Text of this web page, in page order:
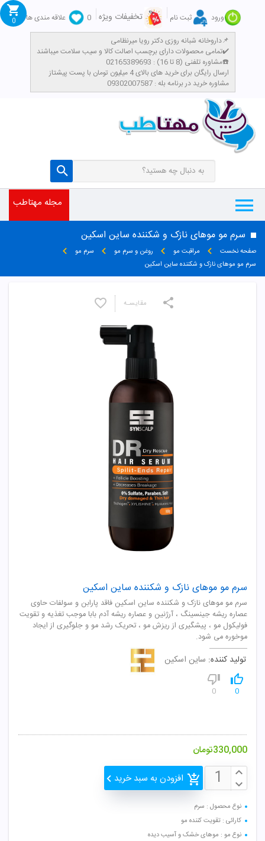
ورود ثبت نام تخفیفات ویژه 0
علاقه مندی ها
داروخانه شبانه روزی دکتر رویا میرنظامی📌
تمامی محصولات دارای برچسب اصالت کالا و سیب سلامت میباشند✔️
مشاوره تلفنی (8 تا 16) : 02165389693☎️
​ارسال رایگان برای خرید های بالای 4 میلیون تومان با پست پیشتاز
مشاوره خرید در برنامه بله : 09302007587
0
مجله مهتاطب
سرم مو موهای نازک و شکننده ساین اسکین
صفحه نخست مراقبت مو روغن و سرم مو
سرم مو
سرم مو موهای نازک و شکننده ساین اسکین
سرم مو موهای نازک و شکننده ساین اسکین
سرم مو موهای نازک و شکننده ساین اسکین فاقد پارابن و سولفات حاوی
عصاره ریشه جینسینگ ، آرژنین و عصاره ریشه آدم بابا موجب تغذیه و تقویت
فولیکول مو ، پیشگیری از ریزش مو ، تحریک رشد مو و جلوگیری از ایجاد
موخوره می شود.
تولید کننده: ساین اسکین
0
0
330,000تومان
افزودن به سبد خرید
مقایسـه
نوع محصول : سرم
کارائی : تقویت کننده مو
نوع مو : موهای خشک و آسیب دیده